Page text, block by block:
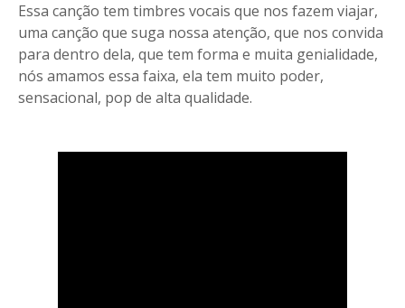
Essa canção tem timbres vocais que nos fazem viajar,
uma canção que suga nossa atenção, que nos convida
para dentro dela, que tem forma e muita genialidade,
nós amamos essa faixa, ela tem muito poder,
sensacional, pop de alta qualidade.